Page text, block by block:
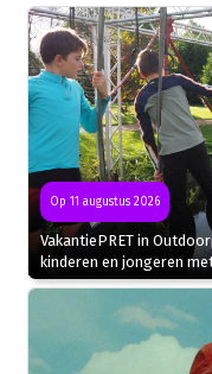
Op 11 augustus 2026
VakantiePRET in
kinderen en jongeren